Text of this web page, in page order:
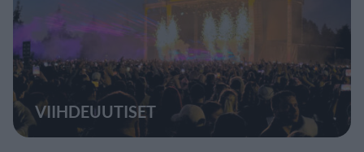
VIIHDEUUTISET